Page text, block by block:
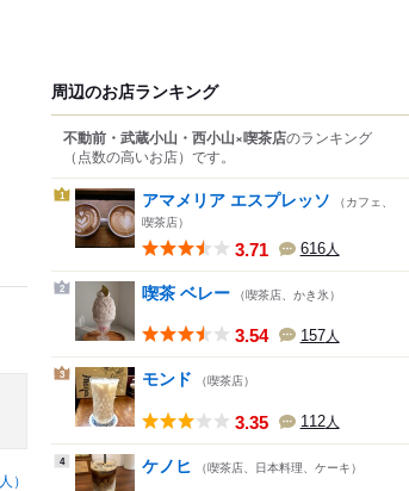
人）
周辺のお店ランキング
不動前・武蔵小山・西小山×喫茶店のランキング
（点数の高いお店） です。
1 アマメリア エスプレッソ
（カフェ、
喫茶店）
3.71 616人
2 喫茶 ベレー （喫茶店、かき氷）
3.54 157人
3 モンド （喫茶店）
3.35 112人
4 ケノヒ （喫茶店、日本料理、ケーキ）